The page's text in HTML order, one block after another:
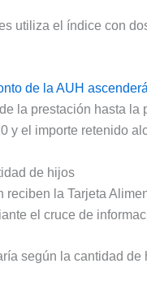
utiliza el índice con
de la AUH
la prestación hasta la
y el importe retenido
de hijos
la Tarjeta
el cruce de
según la cantidad